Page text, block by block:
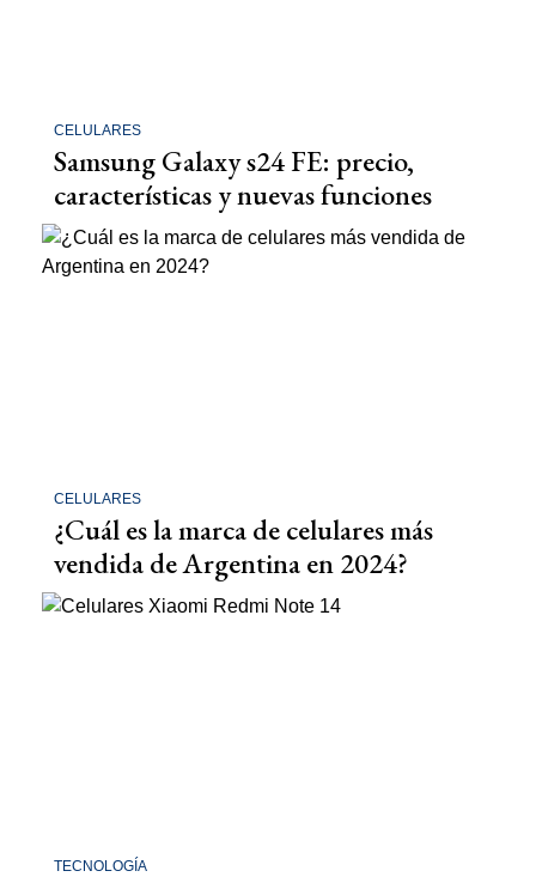
CELULARES
Samsung Galaxy s24 FE: precio,
características y nuevas funciones
CELULARES
¿Cuál es la marca de celulares más
vendida de Argentina en 2024?
TECNOLOGÍA